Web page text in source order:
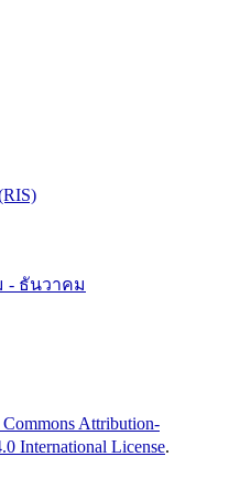
- ธันวาคม
Commons Attribution-
International License.